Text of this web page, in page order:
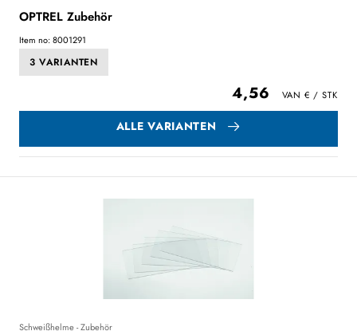
OPTREL Zubehör
Item no: 8001291
3 VARIANTEN
4,56
ALLE VARIANTEN
Schweißhelme - Zubehör